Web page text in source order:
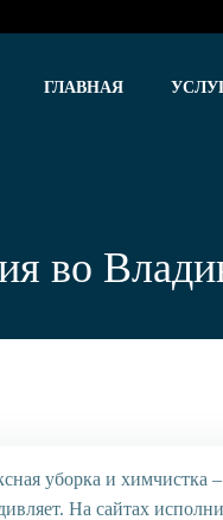
ГЛАВНАЯ
во
уборка и химчистка
На сайтах